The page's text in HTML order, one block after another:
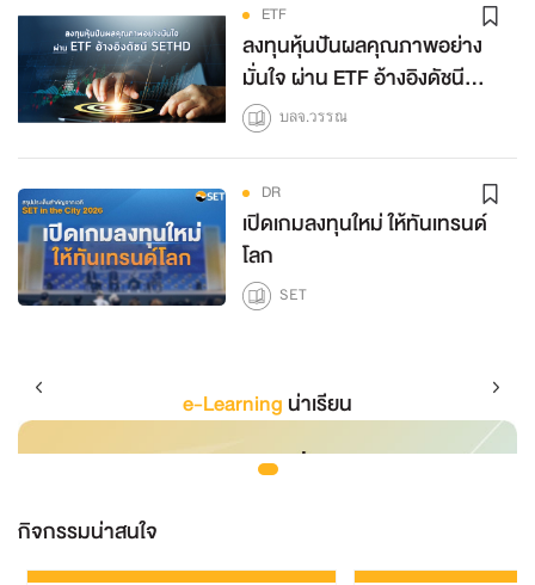
ETF
ลงทุนหุ้นปันผลคุณภาพอย่าง
มั่นใจ ผ่าน ETF อ้างอิงดัชนี
SETHDบลจ.วรรณ
DR
เปิดเกมลงทุนใหม่ ให้ทันเทรนด์
โลก
SET
e-Learning น่าเรียน
กิจกรรมน่าสนใจ